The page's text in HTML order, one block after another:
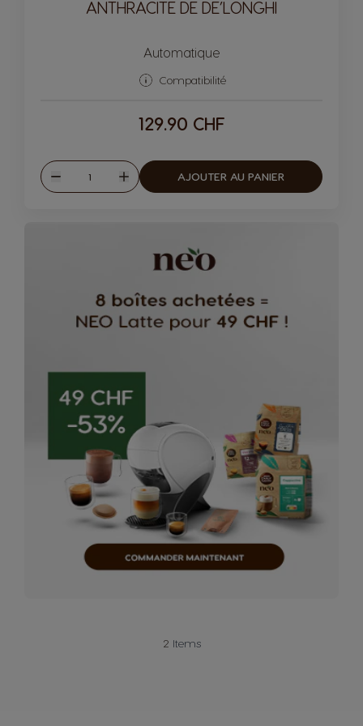
ANTHRACITE DE DE’LONGHI
Automatique
Compatibilité
129.90 CHF
Diminuer
Quantité
Augmenter
AJOUTER AU PANIER
2 Items